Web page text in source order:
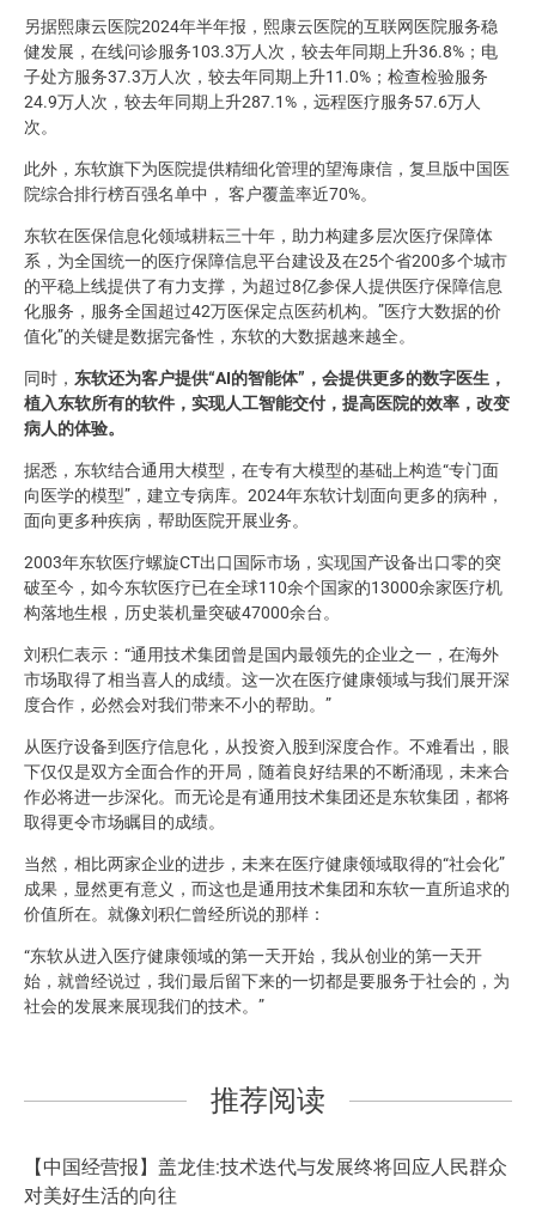
另据熙康云医院2024年半年报，熙康云医院的互联网医院服务稳
健发展，在线问诊服务103.3万人次，较去年同期上升36.8%；电
子处方服务37.3万人次，较去年同期上升11.0%；检查检验服务
24.9万人次，较去年同期上升287.1%，远程医疗服务57.6万人
次。
此外，东软旗下为医院提供精细化管理的望海康信，复旦版中国医
院综合排行榜百强名单中， 客户覆盖率近70%。
东软在医保信息化领域耕耘三十年，助力构建多层次医疗保障体
系，为全国统一的医疗保障信息平台建设及在25个省200多个城市
的平稳上线提供了有力支撑，为超过8亿参保人提供医疗保障信息
化服务，服务全国超过42万医保定点医药机构。”医疗大数据的价
值化”的关键是数据完备性，东软的大数据越来越全。
同时， 东软还为客户提供“AI的智能体”，会提供更多的数字医生，
植入东软所有的软件，实现人工智能交付，提高医院的效率，改变
病人的体验。
据悉，东软结合通用大模型，在专有大模型的基础上构造“专门面
向医学的模型”，建立专病库。2024年东软计划面向更多的病种，
面向更多种疾病，帮助医院开展业务。
2003年东软医疗螺旋CT出口国际市场，实现国产设备出口零的突
破至今，如今东软医疗已在全球110余个国家的13000余家医疗机
构落地生根，历史装机量突破47000余台。
刘积仁表示：“通用技术集团曾是国内最领先的企业之一，在海外
市场取得了相当喜人的成绩。这一次在医疗健康领域与我们展开深
度合作，必然会对我们带来不小的帮助。”
从医疗设备到医疗信息化，从投资入股到深度合作。不难看出，眼
下仅仅是双方全面合作的开局，随着良好结果的不断涌现，未来合
作必将进一步深化。而无论是有通用技术集团还是东软集团，都将
取得更令市场瞩目的成绩。
当然，相比两家企业的进步，未来在医疗健康领域取得的“社会化”
成果，显然更有意义，而这也是通用技术集团和东软一直所追求的
价值所在。就像刘积仁曾经所说的那样：
“东软从进入医疗健康领域的第一天开始，我从创业的第一天开
始，就曾经说过，我们最后留下来的一切都是要服务于社会的，为
社会的发展来展现我们的技术。”
推荐阅读
【中国经营报】盖龙佳:技术迭代与发展终将回应人民群众
对美好生活的向往